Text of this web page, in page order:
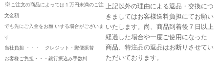
※ ご注文の商品によっては１万円未満のご注
文金額
でも先にご入金をお願 いする場合がございま
す
当社負担 ・・・ クレジット・郵便振替
お客様ご負担・・・銀行振込み手数料
上記以外の理由による返品・交換につ
きましてはお客様送料負担にてお願い
いたします。尚、商品到着後７日以上
経過した場合や一度ご使用になった
商品、特注品の返品はお断りさせてい
ただいております。